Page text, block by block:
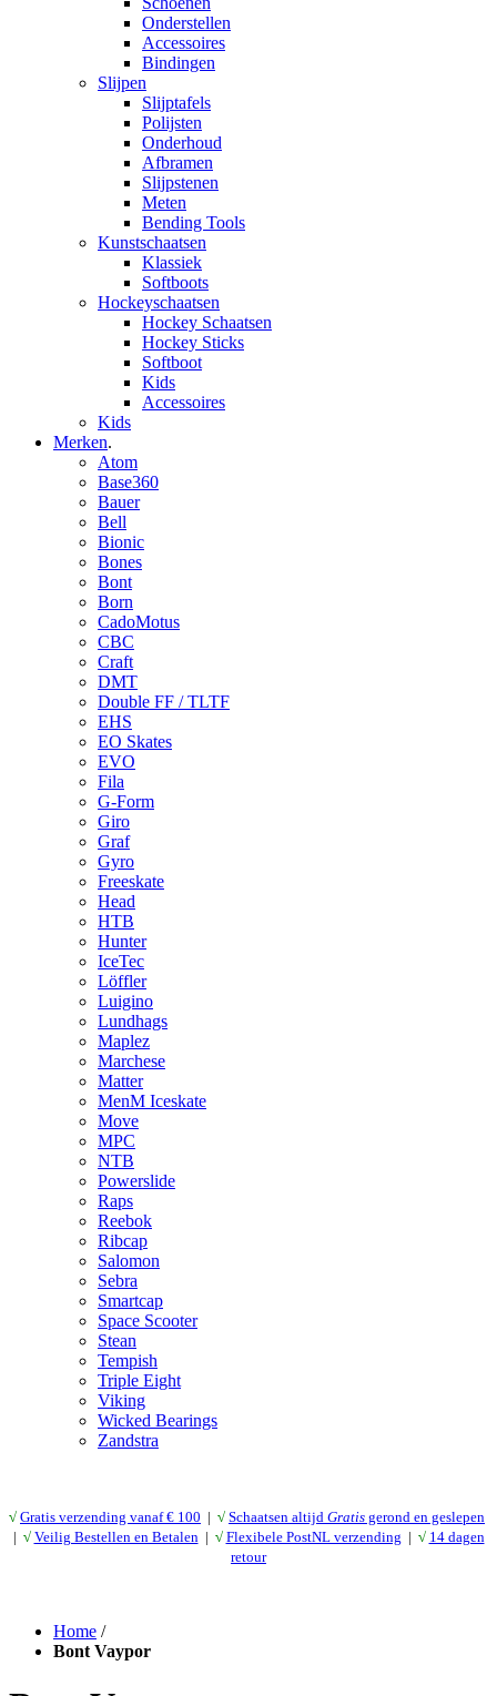
Onderstellen
Accessoires
Bindingen
Slijpen
Slijptafels
Polijsten
Onderhoud
Afbramen
Slijpstenen
Meten
Bending Tools
Kunstschaatsen
Klassiek
Softboots
Hockeyschaatsen
Hockey Schaatsen
Hockey Sticks
Softboot
Kids
Accessoires
Kids
Merken.
Atom
Base360
Bauer
Bell
Bionic
Bones
Bont
Born
CadoMotus
CBC
Craft
DMT
Double FF / TLTF
EHS
EO Skates
EVO
Fila
G-Form
Giro
Graf
Gyro
Freeskate
Head
HTB
Hunter
IceTec
Löffler
Luigino
Lundhags
Maplez
Marchese
Matter
MenM Iceskate
Move
MPC
NTB
Powerslide
Raps
Reebok
Ribcap
Salomon
Sebra
Smartcap
Space Scooter
Stean
Tempish
Triple Eight
Viking
Wicked Bearings
Zandstra
√ Gratis verzending vanaf € 100 | √ Schaatsen altijd Gratis gerond en geslepen
| √ Veilig Bestellen en Betalen | √ Flexibele PostNL verzending | √ 14 dagen
retour
Home /
Bont Vaypor